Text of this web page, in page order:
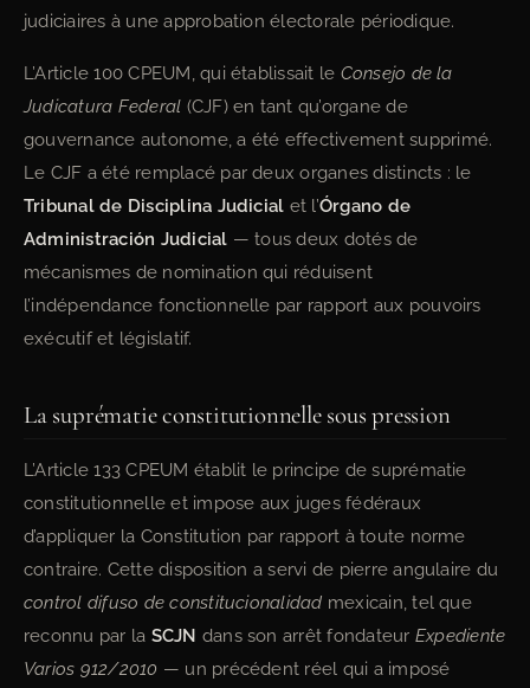
judiciaires à une approbation électorale périodique.
L’Article 100 CPEUM, qui établissait le Consejo de la
Judicatura Federal (CJF) en tant qu’organe de
gouvernance autonome, a été effectivement supprimé.
Le CJF a été remplacé par deux organes distincts : le
Tribunal de Disciplina Judicial et l’Órgano de
Administración Judicial — tous deux dotés de
mécanismes de nomination qui réduisent
l’indépendance fonctionnelle par rapport aux pouvoirs
exécutif et législatif.
La suprématie constitutionnelle sous pression
L’Article 133 CPEUM établit le principe de suprématie
constitutionnelle et impose aux juges fédéraux
d’appliquer la Constitution par rapport à toute norme
contraire. Cette disposition a servi de pierre angulaire du
control difuso de constitucionalidad mexicain, tel que
reconnu par la SCJN dans son arrêt fondateur Expediente
Varios 912/2010 — un précédent réel qui a imposé